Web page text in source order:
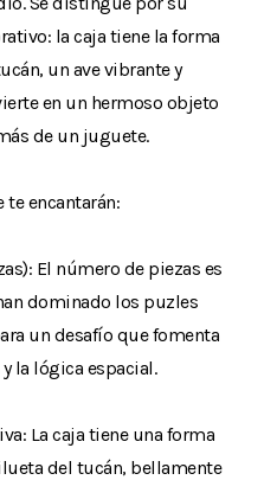
la caja tiene la forma
un ave vibrante y
en un hermoso objeto
de un juguete.
te encantarán:
El número de piezas es
dominado los puzles
un desafío que fomenta
la lógica espacial.
La caja tiene una forma
del tucán, bellamente